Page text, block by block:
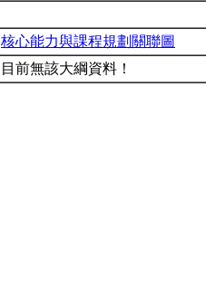
核心能力與課程規劃關聯圖
目前無該大綱資料！